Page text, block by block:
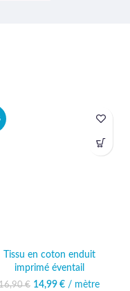
Tissu en coton enduit
imprimé éventail
€
Le prix initial était :
14,99 €
Le prix
/ mètre